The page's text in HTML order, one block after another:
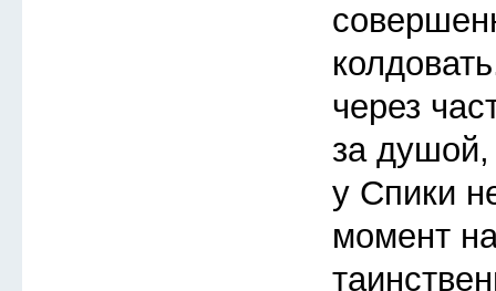
через
за душой,
у Спики
момент